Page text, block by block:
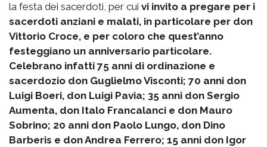
la festa dei sacerdoti, per cui vi invito a pregare per i
sacerdoti anziani e malati, in particolare per don
Vittorio Croce, e per coloro che quest’anno
festeggiano un anniversario particolare.
Celebrano infatti 75 anni di ordinazione e
sacerdozio don Guglielmo Visconti; 70 anni don
Luigi Boeri, don Luigi Pavia; 35 anni don Sergio
Aumenta, don Italo Francalanci e don Mauro
Sobrino; 20 anni don Paolo Lungo, don Dino
Barberis e don Andrea Ferrero; 15 anni don Igor